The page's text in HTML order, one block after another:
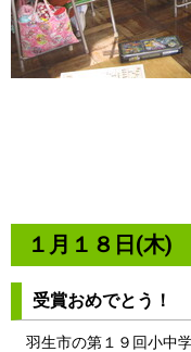
１月１８日(木)
受賞おめでとう！
羽生市の第１９回小中